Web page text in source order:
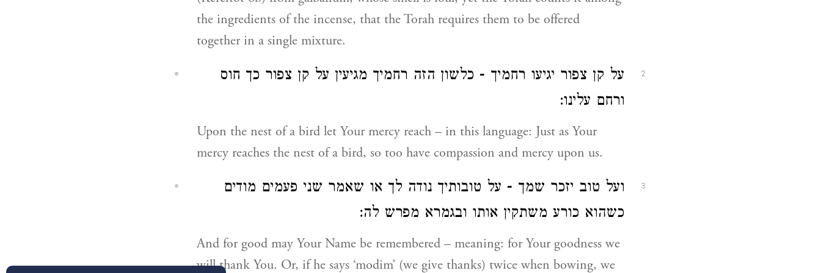
the ingredients of the incense, that the Torah requires them to be offered
together in a single mixture.
2
על קן צפור יגיעו רחמיך - כלשון הזה רחמיך מגיעין על קן צפור כך חוס
ורחם עלינו:
Upon the nest of a bird let Your mercy reach – in this language: Just as Your
mercy reaches the nest of a bird, so too have compassion and mercy upon us.
3
ועל טוב יזכר שמך - על טובותיך נודה לך או שאמר שני פעמים מודים
כשהוא כורע משתקין אותו ובגמרא מפרש לה:
And for good may Your Name be remembered – meaning: for Your goodness we
will thank You. Or, if he says ‘modim’ (we give thanks) twice when bowing, we